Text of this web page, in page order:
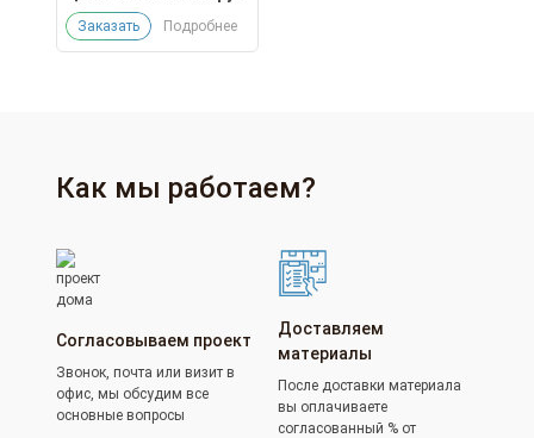
Заказать Подробнее
Как мы работаем?
Согласовываем проект
Звонок, почта или визит в
офис, мы обсудим все
основные вопросы
Доставляем
материалы
После доставки материала
вы оплачиваете
согласованный % от